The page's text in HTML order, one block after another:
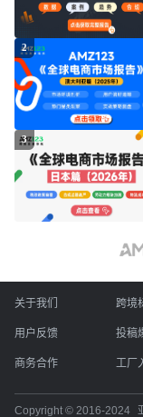
2
3
关于我们 跨境
用户反馈 投稿
商务合作 工厂
Copyright © 2016-2024